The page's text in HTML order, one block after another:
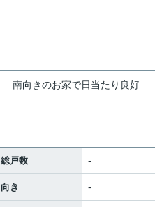
南向きのお家で日当たり良好
総戸数 -
向き -